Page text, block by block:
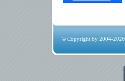
© Copyright by 2004-2026